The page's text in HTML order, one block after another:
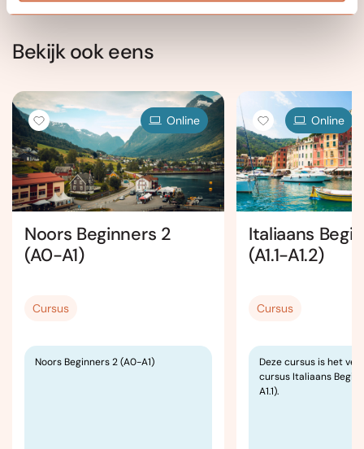
Bekijk ook eens
Online
Noors Beginners 2
(A0-A1)
Cursus
Noors Beginners 2 (A0-A1)
Online
Italiaans
(A1.1-A1.2)
Cursus
Deze cursus is het
cursus Italiaans
A1.1).